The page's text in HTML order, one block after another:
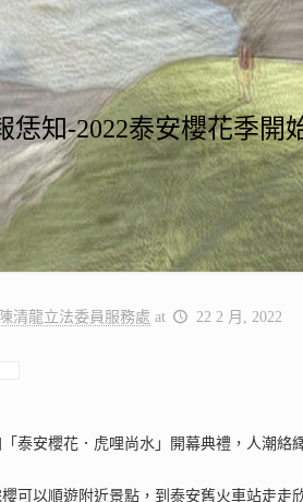
恁知-2022泰安櫻花季開
陳清龍立法委員服務處 at 22 2 月, 2022
泰安櫻花．虎哩尚水」開幕典禮，人潮絡
可以順遊附近景點，到泰安舊火車站走